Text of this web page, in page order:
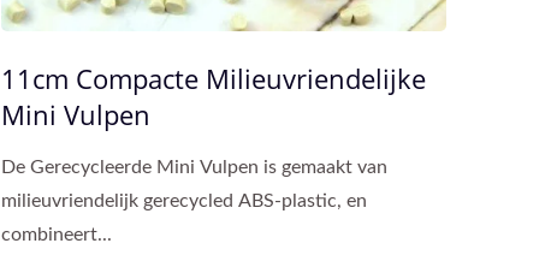
11cm Compacte Milieuvriendelijke
Mini Vulpen
De Gerecycleerde Mini Vulpen is gemaakt van
milieuvriendelijk gerecycled ABS-plastic, en
combineert...